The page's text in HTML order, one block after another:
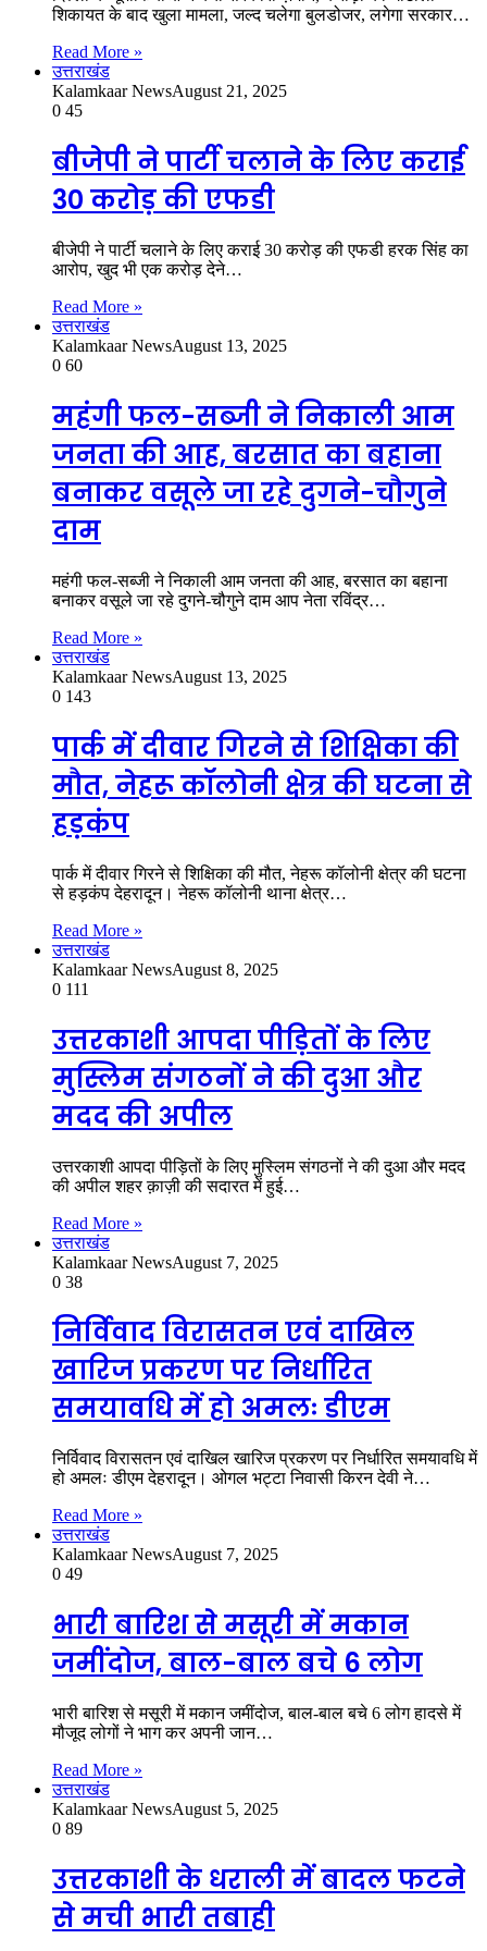
शिकायत के बाद खुला मामला, जल्द चलेगा बुलडोजर, लगेगा सरकार…
Read More »
उत्तराखंड
Kalamkaar NewsAugust 21, 2025
0 45
बीजेपी ने पार्टी चलाने के लिए कराई
30 करोड़ की एफडी
बीजेपी ने पार्टी चलाने के लिए कराई 30 करोड़ की एफडी हरक सिंह का
आरोप, खुद भी एक करोड़ देने…
Read More »
उत्तराखंड
Kalamkaar NewsAugust 13, 2025
0 60
महंगी फल-सब्जी ने निकाली आम
जनता की आह, बरसात का बहाना
बनाकर वसूले जा रहे दुगने-चौगुने
दाम
महंगी फल-सब्जी ने निकाली आम जनता की आह, बरसात का बहाना
बनाकर वसूले जा रहे दुगने-चौगुने दाम आप नेता रविंद्र…
Read More »
उत्तराखंड
Kalamkaar NewsAugust 13, 2025
0 143
पार्क में दीवार गिरने से शिक्षिका की
मौत, नेहरू कॉलोनी क्षेत्र की घटना से
हड़कंप
पार्क में दीवार गिरने से शिक्षिका की मौत, नेहरू कॉलोनी क्षेत्र की घटना
से हड़कंप देहरादून। नेहरू कॉलोनी थाना क्षेत्र…
Read More »
उत्तराखंड
Kalamkaar NewsAugust 8, 2025
0 111
उत्तरकाशी आपदा पीड़ितों के लिए
मुस्लिम संगठनों ने की दुआ और
मदद की अपील
उत्तरकाशी आपदा पीड़ितों के लिए मुस्लिम संगठनों ने की दुआ और मदद
की अपील शहर क़ाज़ी की सदारत में हुई…
Read More »
उत्तराखंड
Kalamkaar NewsAugust 7, 2025
0 38
निर्विवाद विरासतन एवं दाखिल
खारिज प्रकरण पर निर्धारित
समयावधि में हो अमलः डीएम
निर्विवाद विरासतन एवं दाखिल खारिज प्रकरण पर निर्धारित समयावधि में
हो अमलः डीएम देहरादून। ओगल भट्टा निवासी किरन देवी ने…
Read More »
उत्तराखंड
Kalamkaar NewsAugust 7, 2025
0 49
भारी बारिश से मसूरी में मकान
जमींदोज, बाल-बाल बचे 6 लोग
भारी बारिश से मसूरी में मकान जमींदोज, बाल-बाल बचे 6 लोग हादसे में
मौजूद लोगों ने भाग कर अपनी जान…
Read More »
उत्तराखंड
Kalamkaar NewsAugust 5, 2025
0 89
उत्तरकाशी के धराली में बादल फटने
से मची भारी तबाही